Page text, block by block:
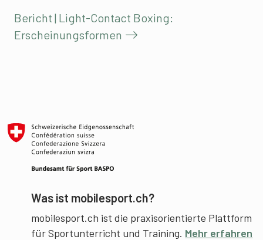
Bericht | Light-Contact Boxing:
Erscheinungsformen
Was ist mobilesport.ch?
mobilesport.ch ist die praxisorientierte Plattform
für Sportunterricht und Training. Mehr erfahren